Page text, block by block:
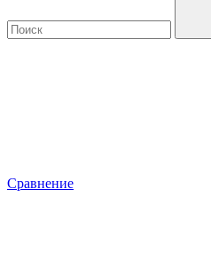
Сравнение